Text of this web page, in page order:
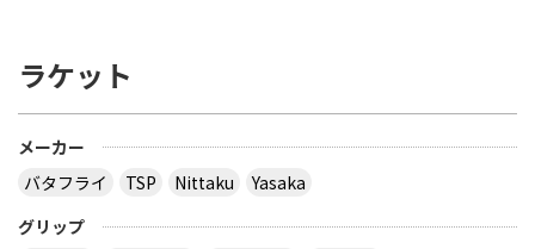
多分大会Ｔシャツでしょう。 どこでも売ってないの
では？ その会場でしか買えませんので、 最後の方
はサイズごとに売り切れになるので、 欲しい場合は
午前中に購入した方が良いでしょう。 県大会より上
で、出られなくても見に行くといいと思います。
ラケット
メーカー
バタフライ
TSP Nittaku
Yasaka
グリップ